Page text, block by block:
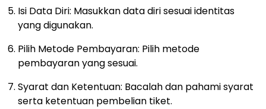
Isi Data Diri: Masukkan data diri sesuai identitas
yang digunakan.
Pilih Metode Pembayaran: Pilih metode
pembayaran yang sesuai.
Syarat dan Ketentuan: Bacalah dan pahami syarat
serta ketentuan pembelian tiket.